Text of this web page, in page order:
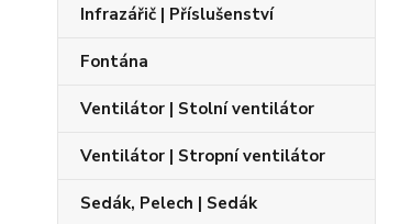
Infrazářič | Příslušenství
Fontána
Ventilátor | Stolní ventilátor
Ventilátor | Stropní ventilátor
Sedák, Pelech | Sedák